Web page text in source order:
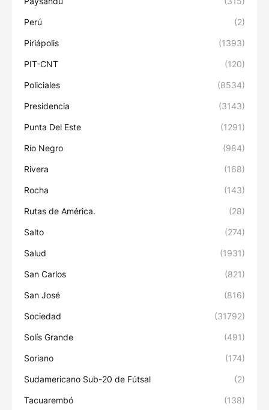
Perú (2)
Piriápolis (1393)
PIT-CNT (120)
Policiales (8534)
Presidencia (3143)
Punta Del Este (1291)
Río Negro (984)
Rivera (168)
Rocha (143)
Rutas de América. (28)
Salto (274)
Salud (1931)
San Carlos (821)
San José (816)
Sociedad (31792)
Solís Grande (491)
Soriano (174)
Sudamericano Sub-20 de Fútsal (2)
Tacuarembó (138)